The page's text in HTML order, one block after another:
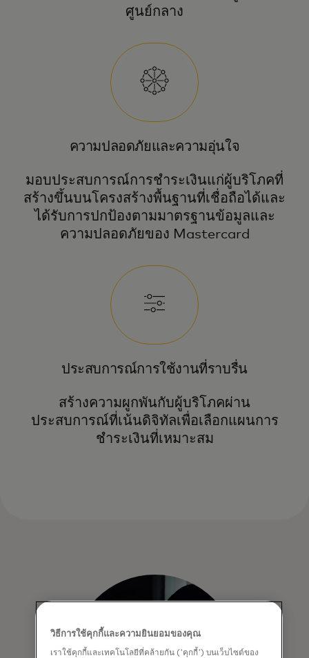
ศูนย์กลาง
ความปลอดภัยและความอุ่นใจ
มอบประสบการณ์การชำระเงินแก่ผู้บริโภคที่
สร้างขึ้นบนโครงสร้างพื้นฐานที่เชื่อถือได้และ
ได้รับการปกป้องตามมาตรฐานข้อมูลและ
ความปลอดภัยของ Mastercard
ประสบการณ์การใช้งานที่ราบรื่น
สร้างความผูกพันกับผู้บริโภคผ่าน
ประสบการณ์ที่เน้นดิจิทัลเพื่อเลือกแผนการ
ชำระเงินที่เหมาะสม
วิธีการใช้คุกกี้และความยินยอมของคุณ
เราใช้คุกกี้และเทคโนโลยีที่คล้ายกัน ('คุกกี้') บนเว็บไซต์ของ